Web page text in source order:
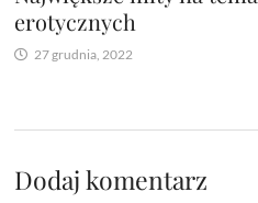
erotycznych
27 grudnia, 2022
Dodaj komentarz